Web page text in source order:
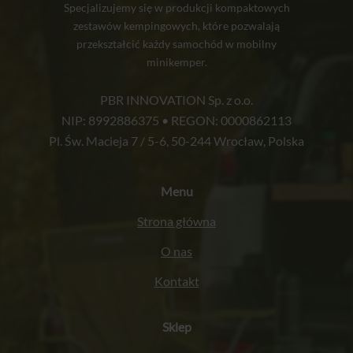
Specjalizujemy się w produkcji kompaktowych
zestawów kempingowych, które pozwalają
przekształcić każdy samochód w mobilny
minikemper.
PBR INNOVATION Sp. z o.o.
NIP: 8992886375 • REGON: 0000862113
Pl. Św. Macieja 7 / 5-6, 50-244 Wrocław, Polska
Menu
Strona główna
O nas
Kontakt
Sklep